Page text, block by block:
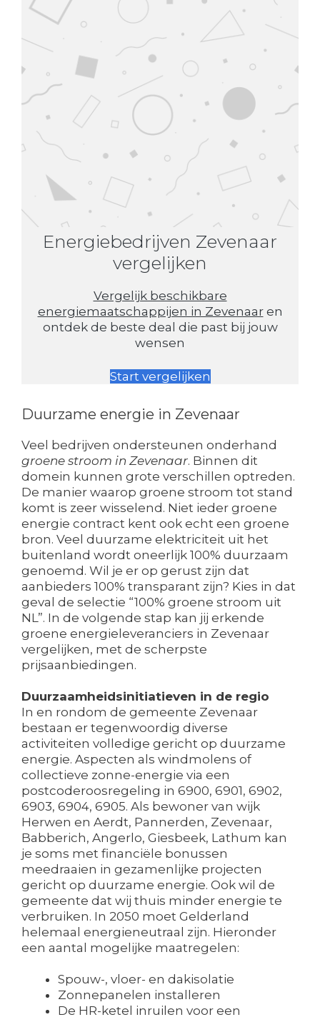
Energiebedrijven Zevenaar
vergelijken
Vergelijk beschikbare
energiemaatschappijen in Zevenaaren
ontdek de beste deal die past bij jouw
wensen
Start vergelijken
Duurzame energie in Zevenaar
Veel bedrijven ondersteunen onderhand
groene stroom in Zevenaar. Binnen dit
domein kunnen grote verschillen optreden.
De manier waarop groene stroom tot stand
komt is zeer wisselend. Niet ieder groene
energie contract kent ook echt een groene
bron. Veel duurzame elektriciteit uit het
buitenland wordt oneerlijk 100% duurzaam
genoemd. Wil je er op gerust zijn dat
aanbieders 100% transparant zijn? Kies in dat
geval de selectie “100% groene stroom uit
NL”. In de volgende stap kan jij erkende
groene energieleveranciers in Zevenaar
vergelijken, met de scherpste
prijsaanbiedingen.
Duurzaamheidsinitiatieven in de regio
In en rondom de gemeente Zevenaar
bestaan er tegenwoordig diverse
activiteiten volledige gericht op duurzame
energie. Aspecten als windmolens of
collectieve zonne-energie via een
postcoderoosregeling in 6900, 6901, 6902,
6903, 6904, 6905. Als bewoner van wijk
Herwen en Aerdt, Pannerden, Zevenaar,
Babberich, Angerlo, Giesbeek, Lathum kan
je soms met financiële bonussen
meedraaien in gezamenlijke projecten
gericht op duurzame energie. Ook wil de
gemeente dat wij thuis minder energie te
verbruiken. In 2050 moet Gelderland
helemaal energieneutraal zijn. Hieronder
een aantal mogelijke maatregelen:
Spouw-, vloer- en dakisolatie
Zonnepanelen installeren
De HR-ketel inruilen voor een